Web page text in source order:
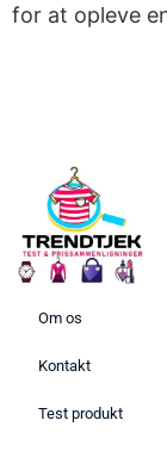
for at opleve
Om os
Kontakt
Test produkt
Bedste
Find de bedste